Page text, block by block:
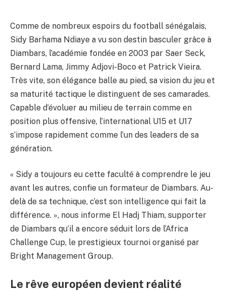
Comme de nombreux espoirs du football sénégalais,
Sidy Barhama Ndiaye a vu son destin basculer grâce à
Diambars, l’académie fondée en 2003 par Saer Seck,
Bernard Lama, Jimmy Adjovi-Boco et Patrick Vieira.
Très vite, son élégance balle au pied, sa vision du jeu et
sa maturité tactique le distinguent de ses camarades.
Capable d’évoluer au milieu de terrain comme en
position plus offensive, l’international U15 et U17
s’impose rapidement comme l’un des leaders de sa
génération.
« Sidy a toujours eu cette faculté à comprendre le jeu
avant les autres, confie un formateur de Diambars. Au-
delà de sa technique, c’est son intelligence qui fait la
différence. », nous informe El Hadj Thiam, supporter
de Diambars qu’il a encore séduit lors de l’Africa
Challenge Cup, le prestigieux tournoi organisé par
Bright Management Group.
Le rêve européen devient réalité